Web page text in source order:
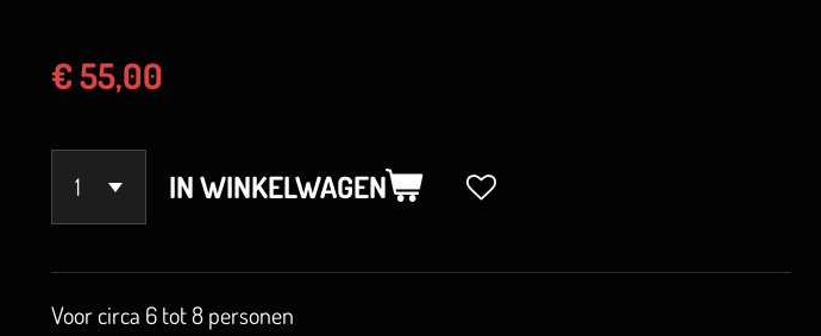
€ 55,00
IN WINKELWAGEN
Voor circa 6 tot 8 personen